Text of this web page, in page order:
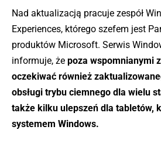
Nad aktualizacją pracuje zespół
Experiences, którego szefem jest
produktów Microsoft. Serwis
informuje, że poza wspomnianymi
oczekiwać również
obsługi trybu ciemnego dla wielu
także kilku ulepszeń dla tabletów,
systemem Windows.